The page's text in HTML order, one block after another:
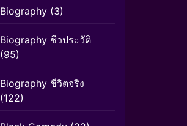
Biography (3)
Biography ชีวประวัติ
(95)
Biography ชีวิตจริง
(122)